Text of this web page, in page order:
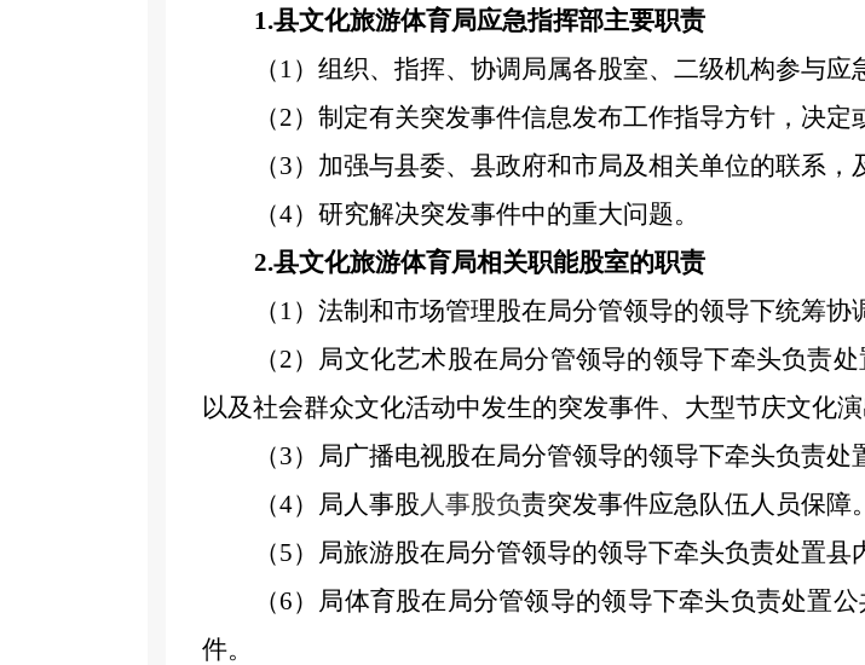
1.县文化旅游体育局应急指挥部主要职责
（ 1）组织、指挥、协调 局属各股室、二级机构参与应
（2）制定有关突发事件信息发布工作指导方针，决定
（3）加强与县委、县政府和市局及相关单位的联系，
（4）研究解决突发事件中的重大问题。
2.县文化旅游体育局相关职能股室的职责
（ 1） 法制和市场管理股在局分管领导的领导下统筹协
（2） 局文化艺术股在局分管领导的领导下牵头负责处
以及社会群众文化活动中发生的突发事件、 大型节庆文化
（3） 局广播电视股在局分管领导的领导下牵头负责处
（4） 局人事股人事股负责突发事件应急队伍 人员保障。
（5）局旅游股在局分管领导的领导下牵头负责处置县
（6） 局体育股在局分管领导的领导下牵头负责处置公
件。